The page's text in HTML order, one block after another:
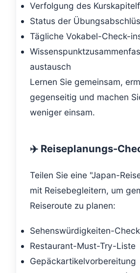
Verfolgung des
Status der
Tägliche Vokabel-Check-
austausch
Lernen Sie gemeinsam,
gegenseitig und machen
weniger einsam.
✈️ Reiseplanungs-
Teilen Sie eine "Japan-
mit Reisebegleitern, um
Reiseroute zu planen:
Sehenswürdigkeiten-
Restaurant-Must-Try-Liste
Gepäckartikelvorbereitung